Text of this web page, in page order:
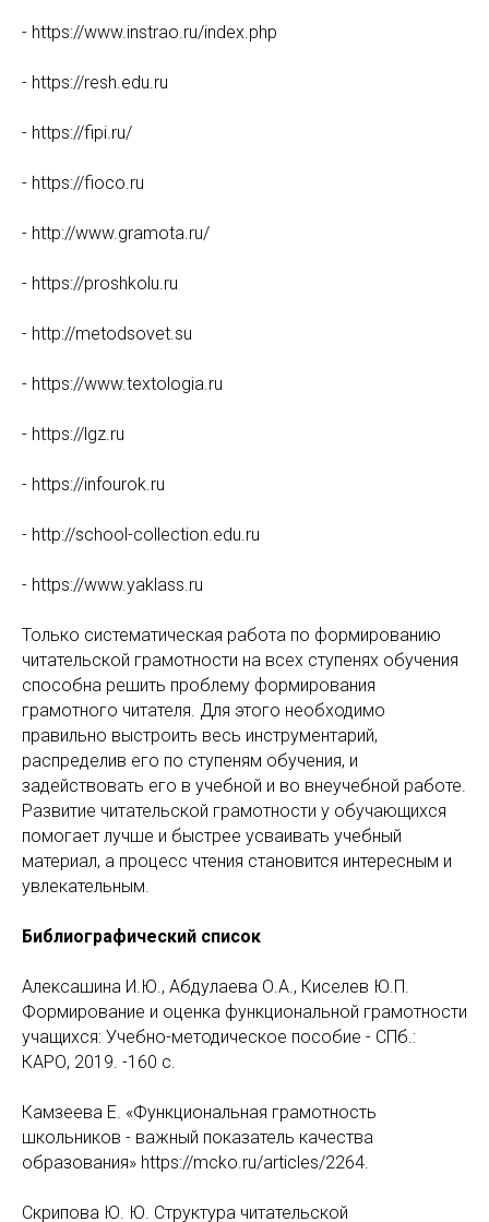
- https://www.instrao.ru/index.php
- https://resh.edu.ru
- https://fipi.ru/
- https://fioco.ru
- http://www.gramota.ru/
- https://proshkolu.ru
- http://metodsovet.su
- https://www.textologia.ru
- https://lgz.ru
- https://infourok.ru
- http://school-collection.edu.ru
- https://www.yaklass.ru
Только систематическая работа по формированию
читательской грамотности на всех ступенях обучения
способна решить проблему формирования
грамотного читателя. Для этого необходимо
правильно выстроить весь инструментарий,
распределив его по ступеням обучения, и
задействовать его в учебной и во внеучебной работе.
Развитие читательской грамотности у обучающихся
помогает лучше и быстрее усваивать учебный
материал, а процесс чтения становится интересным и
увлекательным.
Библиографический список
Алексашина И.Ю., Абдулаева О.А., Киселев Ю.П.
Формирование и оценка функциональной грамотности
учащихся: Учебно-методическое пособие - СПб.:
КАРО, 2019. -160 с.
Камзеева Е. «Функциональная грамотность
школьников - важный показатель качества
образования» https://mcko.ru/articles/2264.
Скрипова Ю. Ю. Структура читательской